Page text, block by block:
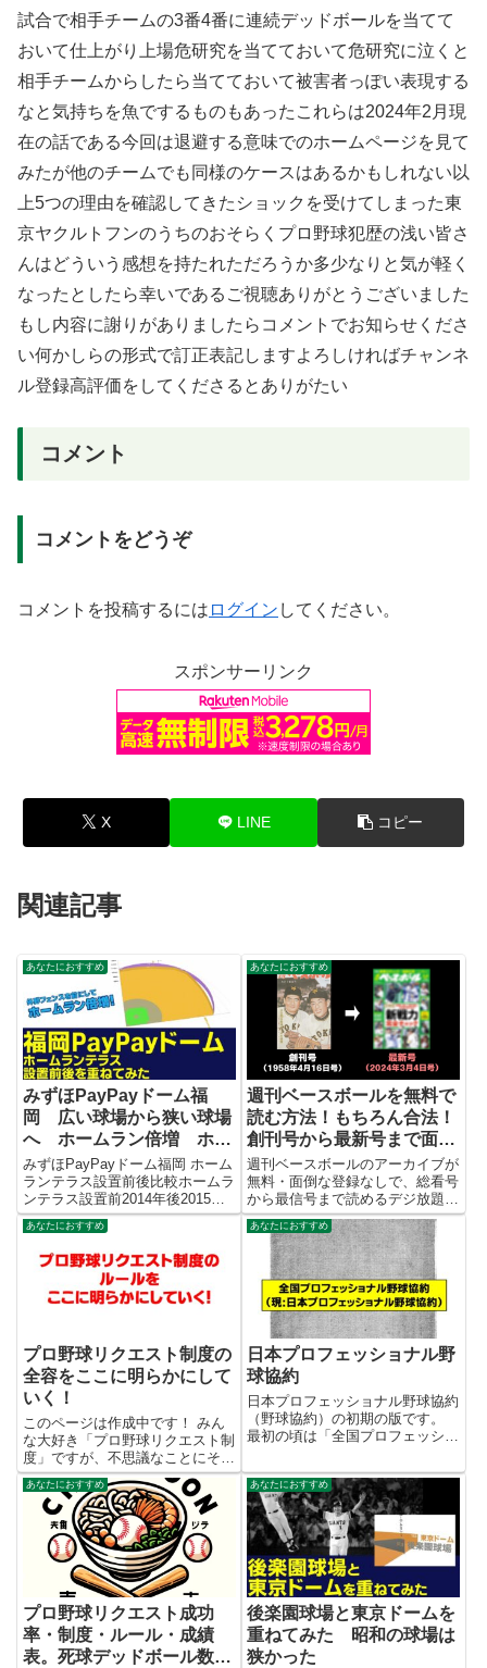
試合で相手チームの3番4番に連続デッドボールを当てて
おいて仕上がり上場危研究を当てておいて危研究に泣くと
相手チームからしたら当てておいて被害者っぽい表現する
なと気持ちを魚でするものもあったこれらは2024年2月現
在の話である今回は退避する意味でのホームページを見て
みたが他のチームでも同様のケースはあるかもしれない以
上5つの理由を確認してきたショックを受けてしまった東
京ヤクルトフンのうちのおそらくプロ野球犯歴の浅い皆さ
んはどういう感想を持たれただろうか多少なりと気が軽く
なったとしたら幸いであるご視聴ありがとうございました
もし内容に謝りがありましたらコメントでお知らせくださ
い何かしらの形式で訂正表記しますよろしければチャンネ
ル登録高評価をしてくださるとありがたい
コメント
コメントをどうぞ
コメントを投稿するには ログイン してください。
スポンサーリンク
X LINE コピー
関連記事
あなたにおすすめ
みずほPayPayドーム福
岡 広い球場から狭い球場
へ ホームラン倍増 ホー
ムランテラス設置前後のフ
ェアゾーン面積を比較
みずほPayPayドーム福岡 ホーム
ランテラス設置前後比較ホームラ
ンテラス設置前2014年後2015年
中堅122m〃左右中間116m110m
両翼100m〃外野フェンス高
5.84m4.2mフェアゾーン面積
10296.309㎡9648.748㎡...
あなたにおすすめ
週刊ベースボールを無料で
読む方法！もちろん合法！
創刊号から最新号まで面倒
な登録なしでOK！
週刊ベースボールのアーカイブが
無料・面倒な登録なしで、総看号
から最信号まで読めるデジ放題サ
ービスがすごいので紹介する。
発行元であるベースボールマガジ
ン社の正規サービスなのでもちろ
ん合法安心して試してみて欲しい
手順１ ↓のリンクからデジ放...
あなたにおすすめ
プロ野球リクエスト制度の
全容をここに明らかにして
いく！
このページは作成中です！ みん
な大好き「プロ野球リクエスト制
度」ですが、不思議なことにその
制度の詳細は謎に包まれていま
す。試しに、”プロ野球リクエス
ト 対象プレー”で検索してみてく
ださい。2024年6月現在の世界に
も関わらず、「これが答えだ...
あなたにおすすめ
日本プロフェッショナル野
球協約
日本プロフェッショナル野球協約
（野球協約）の初期の版です。
最初の頃は「全国プロフェッショ
のですね。 また、未審議事項と
いう位置付けの条文があることも
わかります。 野球協約を研究さ
れている方やマニアの方に喜んで
いただけるかと。 ちなみに、
2000年頃以降の版は日本プロ野
球選手会サイトにアップされてい
ます。
あなたにおすすめ
プロ野球リクエスト成功
率・制度・ルール・成績
表。死球デッドボール数集
あなたにおすすめ
後楽園球場と東京ドームを
重ねてみた 昭和の球場は
狭かった